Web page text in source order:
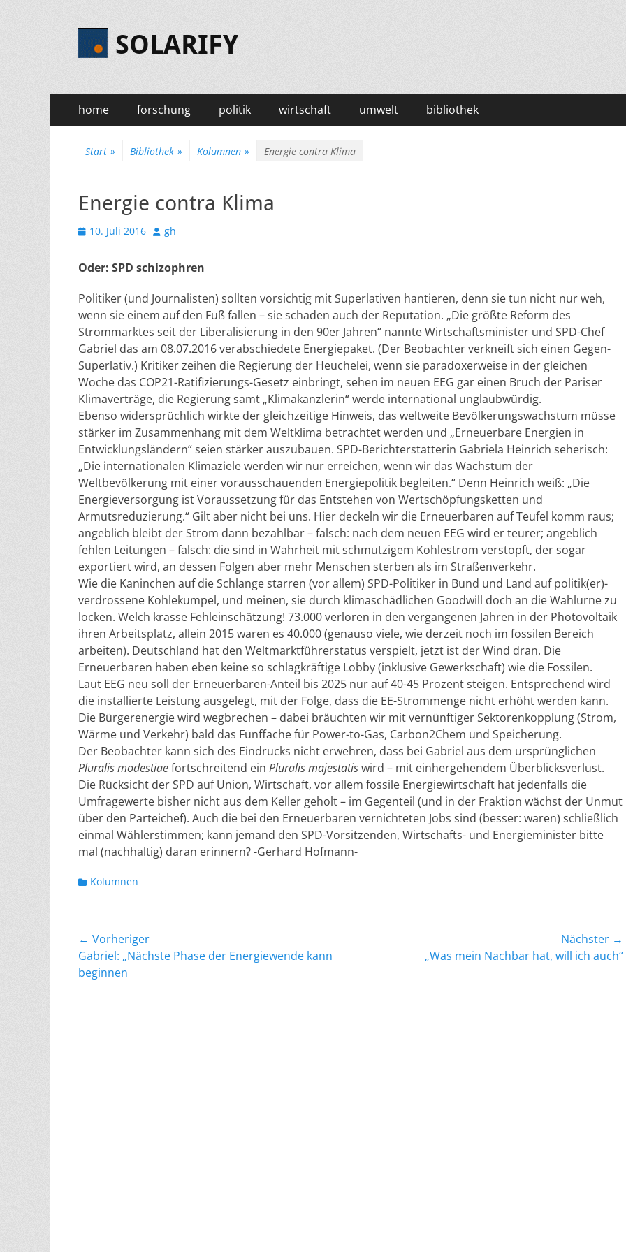
SOLARIFY
Primäres
Menü
Zum
Inhalt
home forschung politik wirtschaft umwelt bibliothek
Start » Bibliothek » Kolumnen » Energie contra Klima
Energie contra Klima
Veröffentlicht
10. Juli 2016 Autor
gh
Oder: SPD schizophren
Politiker (und Journalisten) sollten vorsichtig mit Superlativen hantieren, denn sie tun nicht nur weh,
wenn sie einem auf den Fuß fallen – sie schaden auch der Reputation. „Die größte Reform des
Strommarktes seit der Liberalisierung in den 90er Jahren“ nannte Wirtschaftsminister und SPD-Chef
Gabriel das am 08.07.2016 verabschiedete Energiepaket. (Der Beobachter verkneift sich einen Gegen-
Superlativ.) Kritiker zeihen die Regierung der Heuchelei, wenn sie paradoxerweise in der gleichen
Woche das COP21-Ratifizierungs-Gesetz einbringt, sehen im neuen EEG gar einen Bruch der Pariser
Klimaverträge, die Regierung samt „Klimakanzlerin“ werde international unglaubwürdig.
Ebenso widersprüchlich wirkte der gleichzeitige Hinweis, das weltweite Bevölkerungswachstum müsse
stärker im Zusammenhang mit dem Weltklima betrachtet werden und „Erneuerbare Energien in
Entwicklungsländern“ seien stärker auszubauen. SPD-Berichterstatterin Gabriela Heinrich seherisch:
„Die internationalen Klimaziele werden wir nur erreichen, wenn wir das Wachstum der
Weltbevölkerung mit einer vorausschauenden Energiepolitik begleiten.“ Denn Heinrich weiß: „Die
Energieversorgung ist Voraussetzung für das Entstehen von Wertschöpfungsketten und
Armutsreduzierung.“ Gilt aber nicht bei uns. Hier deckeln wir die Erneuerbaren auf Teufel komm raus;
angeblich bleibt der Strom dann bezahlbar – falsch: nach dem neuen EEG wird er teurer; angeblich
fehlen Leitungen – falsch: die sind in Wahrheit mit schmutzigem Kohlestrom verstopft, der sogar
exportiert wird, an dessen Folgen aber mehr Menschen sterben als im Straßenverkehr.
Wie die Kaninchen auf die Schlange starren (vor allem) SPD-Politiker in Bund und Land auf politik(er)-
verdrossene Kohlekumpel, und meinen, sie durch klimaschädlichen Goodwill doch an die Wahlurne zu
locken. Welch krasse Fehleinschätzung! 73.000 verloren in den vergangenen Jahren in der Photovoltaik
ihren Arbeitsplatz, allein 2015 waren es 40.000 (genauso viele, wie derzeit noch im fossilen Bereich
arbeiten). Deutschland hat den Weltmarktführerstatus verspielt, jetzt ist der Wind dran. Die
Erneuerbaren haben eben keine so schlagkräftige Lobby (inklusive Gewerkschaft) wie die Fossilen.
Laut EEG neu soll der Erneuerbaren-Anteil bis 2025 nur auf 40-45 Prozent steigen. Entsprechend wird
die installierte Leistung ausgelegt, mit der Folge, dass die EE-Strommenge nicht erhöht werden kann.
Die Bürgerenergie wird wegbrechen – dabei bräuchten wir mit vernünftiger Sektorenkopplung (Strom,
Wärme und Verkehr) bald das Fünffache für Power-to-Gas, Carbon2Chem und Speicherung.
Der Beobachter kann sich des Eindrucks nicht erwehren, dass bei Gabriel aus dem ursprünglichen
Pluralis modestiaefortschreitend ein Pluralis majestatiswird – mit einhergehendem Überblicksverlust.
Die Rücksicht der SPD auf Union, Wirtschaft, vor allem fossile Energiewirtschaft hat jedenfalls die
Umfragewerte bisher nicht aus dem Keller geholt – im Gegenteil (und in der Fraktion wächst der Unmut
über den Parteichef). Auch die bei den Erneuerbaren vernichteten Jobs sind (besser: waren) schließlich
einmal Wählerstimmen; kann jemand den SPD-Vorsitzenden, Wirtschafts- und Energieminister bitte
mal (nachhaltig) daran erinnern? -Gerhard Hofmann-
Kategorien
Kolumnen
Beitragsnavigation
← Vorheriger
Vorheriger
Beitrag:
Gabriel: „Nächste Phase der Energiewende kann
beginnen
Nächster →
„Was mein Nachbar hat, will ich auch“